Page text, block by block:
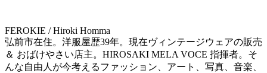
FEROKIE / Hiroki Homma
弘前市在住。洋服屋歴39年。現在ヴィンテージウェアの販売
＆ おばけやさい店主。HIROSAKI MELA VOCE 指揮者。そ
んな自由人が今考えるファッション、アート、写真、音楽、